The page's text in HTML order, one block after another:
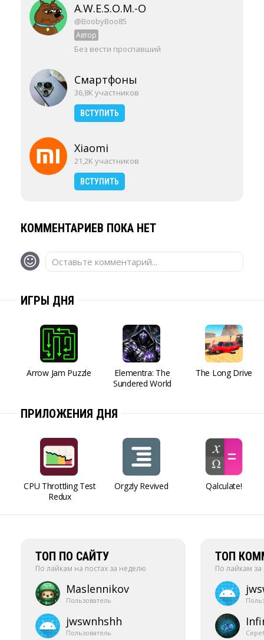
A.W.E.S.O.M.-O
@BoobyBoo85
Автор
Без вести проспавший
Смартфоны
36,8K участников
ВСТУПИТЬ
Xiaomi
21,2K участников
ВСТУПИТЬ
КОММЕНТАРИЕВ ПОКА НЕТ
Оставьте комментарий...
ИГРЫ ДНЯ
Arrow Jam Puzzle
Elementra: The
Sundered World
The Long Drive
ПРИЛОЖЕНИЯ ДНЯ
CPU Throttling Test
Redux
Orgzly Revived Qalculate!
ТОП ПО САЙТУ
По лайкам на постах за неделю
Maslennikov
Пользователь
jwswnhshh
Пользователь
ТОП
По лайкам